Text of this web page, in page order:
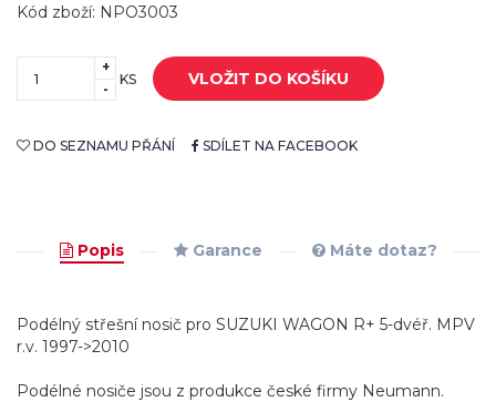
Kód zboží: NPO3003
+
-
KS VLOŽIT DO KOŠÍKU
DO SEZNAMU PŘÁNÍ SDÍLET NA FACEBOOK
Popis Garance Máte dotaz?
Podélný střešní nosič pro SUZUKI WAGON R+ 5-dvéř. MPV
r.v. 1997->2010
Podélné nosiče jsou z produkce české firmy Neumann.